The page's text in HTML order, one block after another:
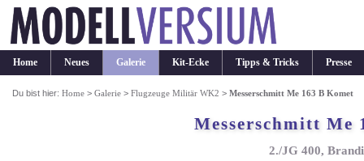
Home Neues Galerie Kit-Ecke Tipps & Tricks Presse
Du bist hier:Home >Galerie >Flugzeuge Militär WK2 >Messerschmitt Me 163 B Komet
Messerschmitt Me
2./JG 400,